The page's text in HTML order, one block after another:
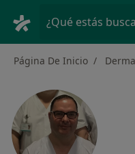
¿Qué estás
Página De Inicio